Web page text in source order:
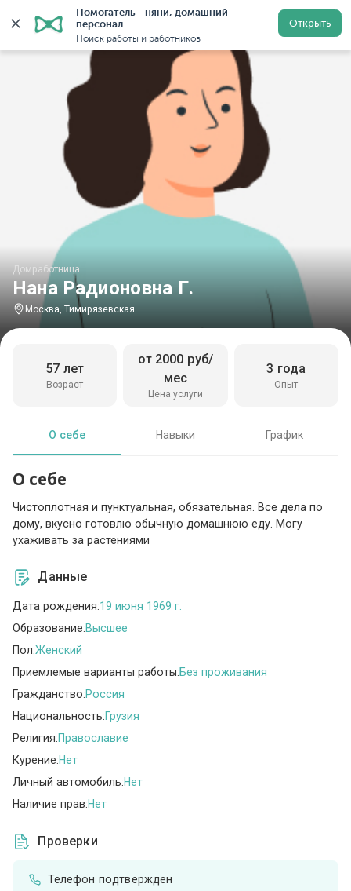
Помогатель - няни, домашний
персонал
Поиск работы и работников
Открыть
Главная Домработницы Домработницы в Москве
Нана Радионовна Г.
Домработница
Москва, Тимирязевская
Возраст
57 лет
Цена услуги
от 2000 руб/
мес
Опыт
3 года
О себе Навыки График
О себе
Чистоплотная и пунктуальная, обязательная. Все дела по
дому, вкусно готовлю обычную домашнюю еду. Могу
ухаживать за растениями
Данные
Дата рождения:19 июня 1969 г.
Образование:Высшее
Пол:Женский
Приемлемые варианты работы:Без проживания
Гражданство:Россия
Национальность:Грузия
Религия:Православие
Курение:Нет
Личный автомобиль:Нет
Наличие прав:Нет
Проверки
Телефон подтвержден